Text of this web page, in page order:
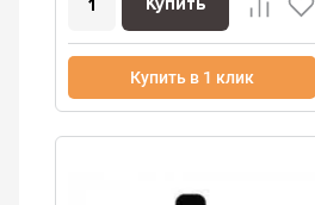
Купить в 1 клик